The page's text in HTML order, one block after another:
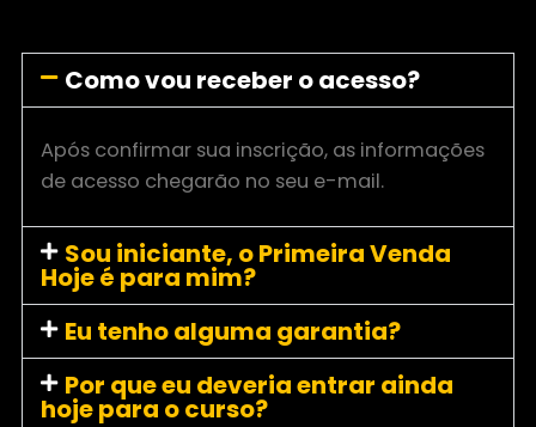
Como vou receber o acesso?
Após confirmar sua inscrição, as informações
de acesso chegarão no seu e-mail.
Sou iniciante, o Primeira Venda
Hoje é para mim?
Eu tenho alguma garantia?
Por que eu deveria entrar ainda
hoje para o curso?